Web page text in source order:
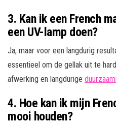
3. Kan ik een French
een UV-lamp doen?
Ja, maar voor een langdurig
essentieel om de gellak uit te
afwerking en langdurige
4. Hoe kan ik mijn
mooi houden?